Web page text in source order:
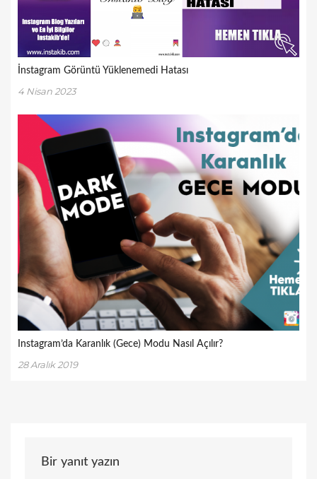
İnstagram Görüntü Yüklenemedi Hatası
4 Nisan 2023
Instagram’da Karanlık (Gece) Modu Nasıl Açılır?
28 Aralık 2019
Bir yanıt yazın